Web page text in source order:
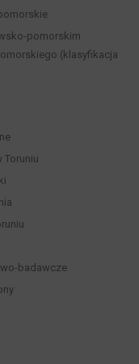
pomorskim
(klasyfikacja
Toruniu
badawcze